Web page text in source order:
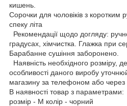
кишень.
Сорочки для чоловіків з коротким
спеку літа
Рекомендації щодо догляду:
градусах, хімчистка. Глажка при
Барабанне сушіння заборонено.
Наявність необхідного розміру,
особливості даного виробу
магазину за телефоном або через
В наявності товар з параметрами:
розмір - M колір - чорний